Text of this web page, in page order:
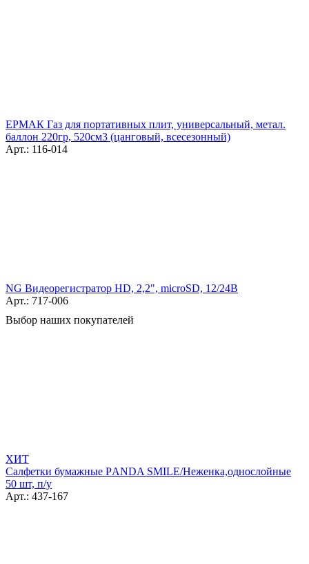
ЕРМАК Газ для портативных плит, универсальный, метал.
баллон 220гр, 520см3 (цанговый, всесезонный)
Арт.: 116-014
NG Видеорегистратор HD, 2,2", microSD, 12/24В
Арт.: 717-006
Выбор наших покупателей
ХИТ
Салфетки бумажные РANDA SMILE/Неженка,однослойные
50 шт, п/у
Арт.: 437-167